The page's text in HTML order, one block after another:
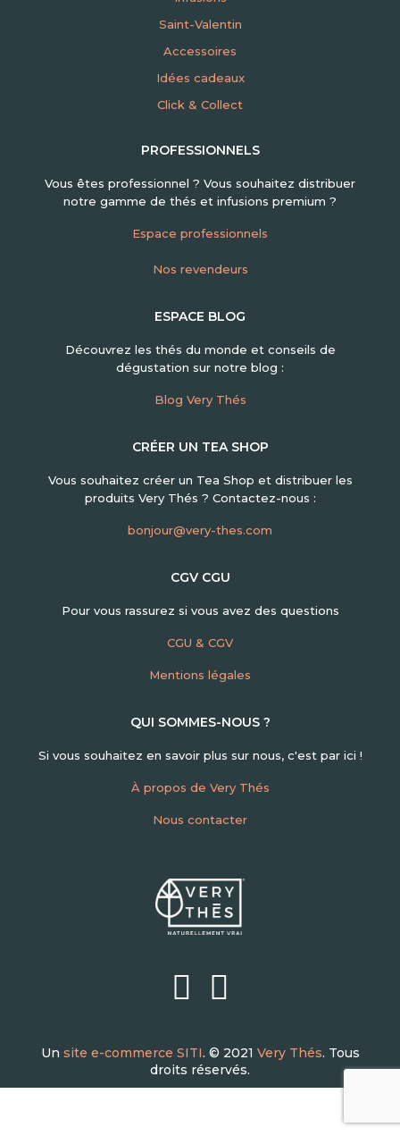
Saint-Valentin
Accessoires
Idées cadeaux
Click & Collect
PROFESSIONNELS
Vous êtes professionnel ? Vous souhaitez distribuer
notre gamme de thés et infusions premium ?
Espace professionnels
Nos revendeurs
ESPACE BLOG
Découvrez les thés du monde et conseils de
dégustation sur notre blog :
Blog Very Thés
CRÉER UN TEA SHOP
Vous souhaitez créer un Tea Shop et distribuer les
produits Very Thés ? Contactez-nous :
bonjour@very-thes.com
CGV CGU
Pour vous rassurez si vous avez des questions
CGU & CGV
Mentions légales
QUI SOMMES-NOUS ?
Si vous souhaitez en savoir plus sur nous, c'est par ici !
À propos de Very Thés
Nous contacter
Un site e-commerce SITI. © 2021 Very Thés. Tous
droits réservés.